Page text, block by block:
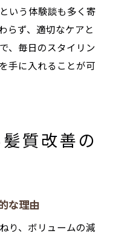
いう体験談も多く寄
らず、適切なケアと
、毎日のスタイリン
手に入れることが可
質改善の
な理由
り、ボリュームの減